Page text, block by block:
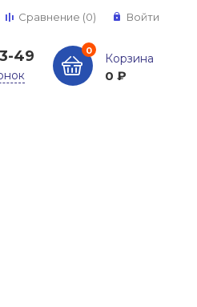
Сравнение (0) Войти
49 0
Корзина
0 ₽